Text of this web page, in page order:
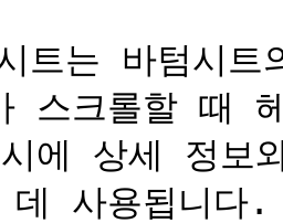
트는 바텀시
스크롤할 때
에 상세 정보
데 사용됩니다